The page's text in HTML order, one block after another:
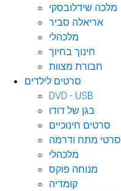
מלכה שידלובסקי
אריאלה סביר
מלכהלי
חינוך בחיוך
חבורת מצוות
סרטים לילדים
DVD - USB
בגן של דודו
סרטים חינוכיים
סרטי מתח ודרמה
מלכהלי
מנוחה פוקס
קומדיה